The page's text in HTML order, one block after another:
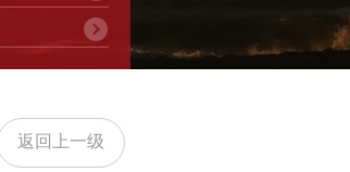
返回上一级